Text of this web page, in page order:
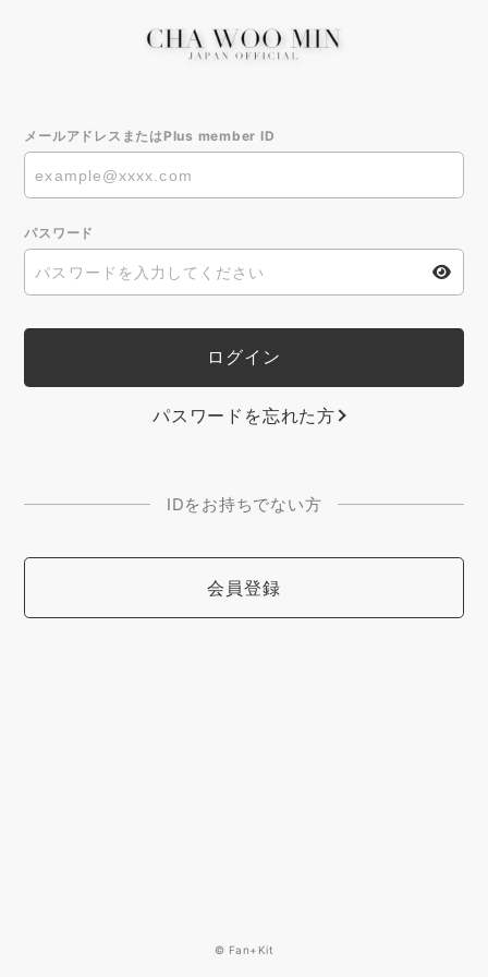
メールアドレスまたはPlus member ID
パスワード
パスワードを忘れた方
IDをお持ちでない方
会員登録
© Fan+Kit